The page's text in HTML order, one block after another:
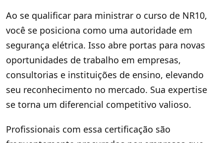
Ao se qualificar para ministrar o curso de NR10,
você se posiciona como uma autoridade em
segurança elétrica. Isso abre portas para novas
oportunidades de trabalho em empresas,
consultorias e instituições de ensino, elevando
seu reconhecimento no mercado. Sua expertise
se torna um diferencial competitivo valioso.
Profissionais com essa certificação são